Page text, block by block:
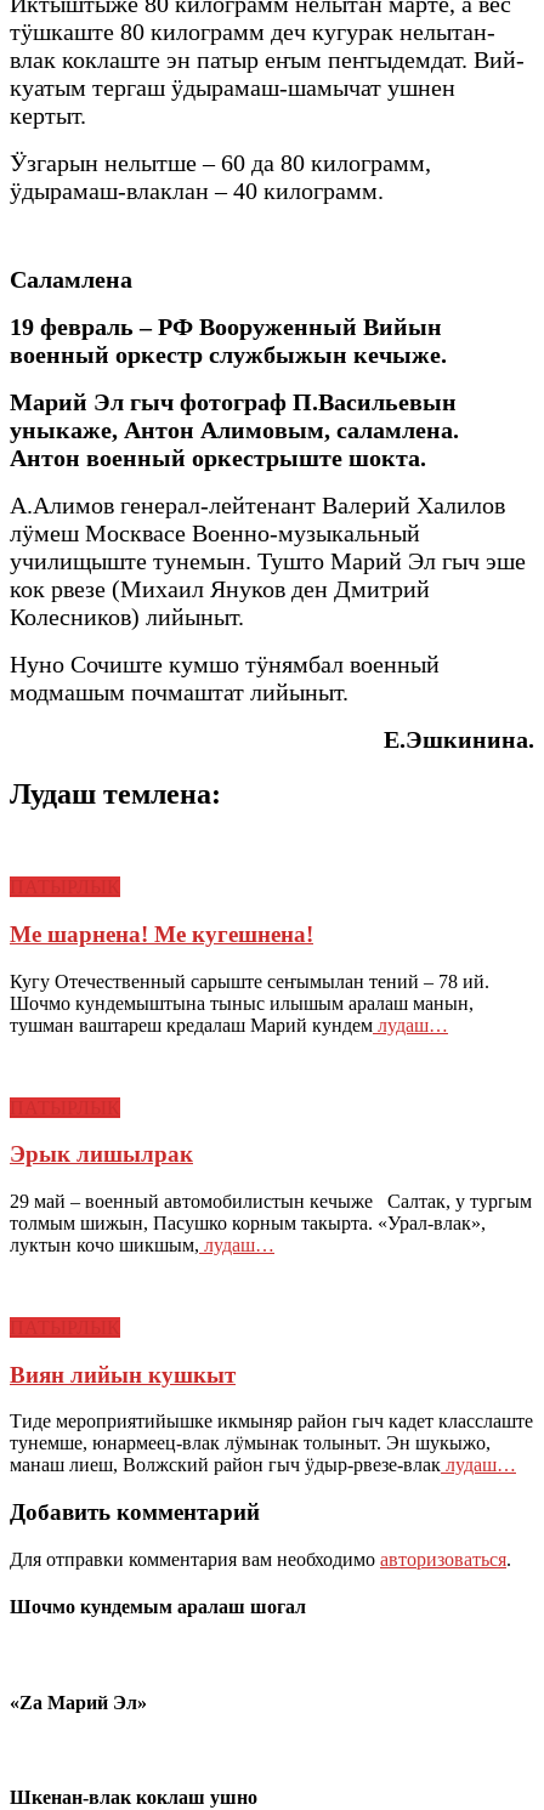
тӱшкаште 80 килограмм деч кугурак нелытан-
влак коклаште эн патыр еҥым пеҥгыдемдат. Вий-
куатым тергаш ӱдырамаш-шамычат ушнен
кертыт.
Ӱзгарын нелытше – 60 да 80 килограмм,
ӱдырамаш-влаклан – 40 килограмм.
Саламлена
19 февраль – РФ Вооруженный Вийын
военный оркестр службыжын кечыже.
Марий Эл гыч фотограф П.Васильевын
уныкаже, Антон Алимовым, саламлена.
Антон военный оркестрыште шокта.
А.Алимов генерал-лейтенант Валерий Халилов
лӱмеш Москвасе Военно-музыкальный
училищыште тунемын. Тушто Марий Эл гыч эше
кок рвезе (Михаил Януков ден Дмитрий
Колесников) лийыныт.
Нуно Сочиште кумшо тӱнямбал военный
модмашым почмаштат лийыныт.
Е.Эшкинина.
Лудаш темлена:
Ме шарнена! Ме кугешнена!
Кугу Отечественный сарыште сеҥымылан тений – 78 ий.
Шочмо кундемыштына тыныс илышым аралаш манын,
тушман ваштареш кредалаш Марий кундем лудаш…
Эрык лишылрак
29 май – военный автомобилистын кечыже Салтак, у тургым
толмым шижын, Пасушко корным такырта. «Урал-влак»,
луктын кочо шикшым, лудаш…
Виян лийын кушкыт
Тиде мероприятийышке икмыняр район гыч кадет класслаште
тунемше, юнармеец-влак лӱмынак толыныт. Эн шукыжо,
манаш лиеш, Волжский район гыч ӱдыр-рвезе-влак лудаш…
Добавить комментарий
Для отправки комментария вам необходимо авторизоваться.
Шочмо кундемым аралаш шогал
«Zа Марий Эл»
Шкенан-влак коклаш ушно